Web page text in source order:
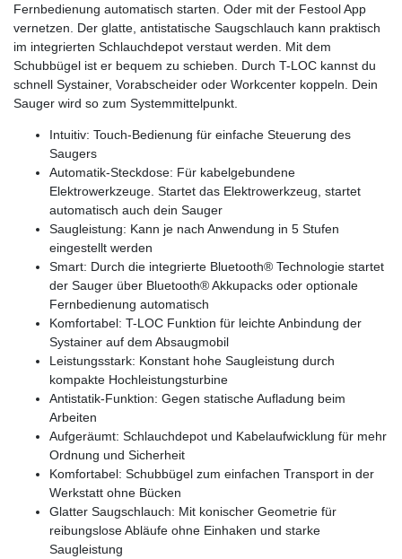
Fernbedienung automatisch starten. Oder mit der Festool App
vernetzen. Der glatte, antistatische Saugschlauch kann praktisch
im integrierten Schlauchdepot verstaut werden. Mit dem
Schubbügel ist er bequem zu schieben. Durch T-LOC kannst du
schnell Systainer, Vorabscheider oder Workcenter koppeln. Dein
Sauger wird so zum Systemmittelpunkt.
Intuitiv: Touch-Bedienung für einfache Steuerung des
Saugers
Automatik-Steckdose: Für kabelgebundene
Elektrowerkzeuge. Startet das Elektrowerkzeug, startet
automatisch auch dein Sauger
Saugleistung: Kann je nach Anwendung in 5 Stufen
eingestellt werden
Smart: Durch die integrierte Bluetooth® Technologie startet
der Sauger über Bluetooth® Akkupacks oder optionale
Fernbedienung automatisch
Komfortabel: T-LOC Funktion für leichte Anbindung der
Systainer auf dem Absaugmobil
Leistungsstark: Konstant hohe Saugleistung durch
kompakte Hochleistungsturbine
Antistatik-Funktion: Gegen statische Aufladung beim
Arbeiten
Aufgeräumt: Schlauchdepot und Kabelaufwicklung für mehr
Ordnung und Sicherheit
Komfortabel: Schubbügel zum einfachen Transport in der
Werkstatt ohne Bücken
Glatter Saugschlauch: Mit konischer Geometrie für
reibungslose Abläufe ohne Einhaken und starke
Saugleistung